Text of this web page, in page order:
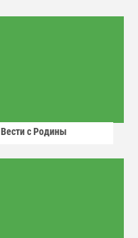
Вести с Родины